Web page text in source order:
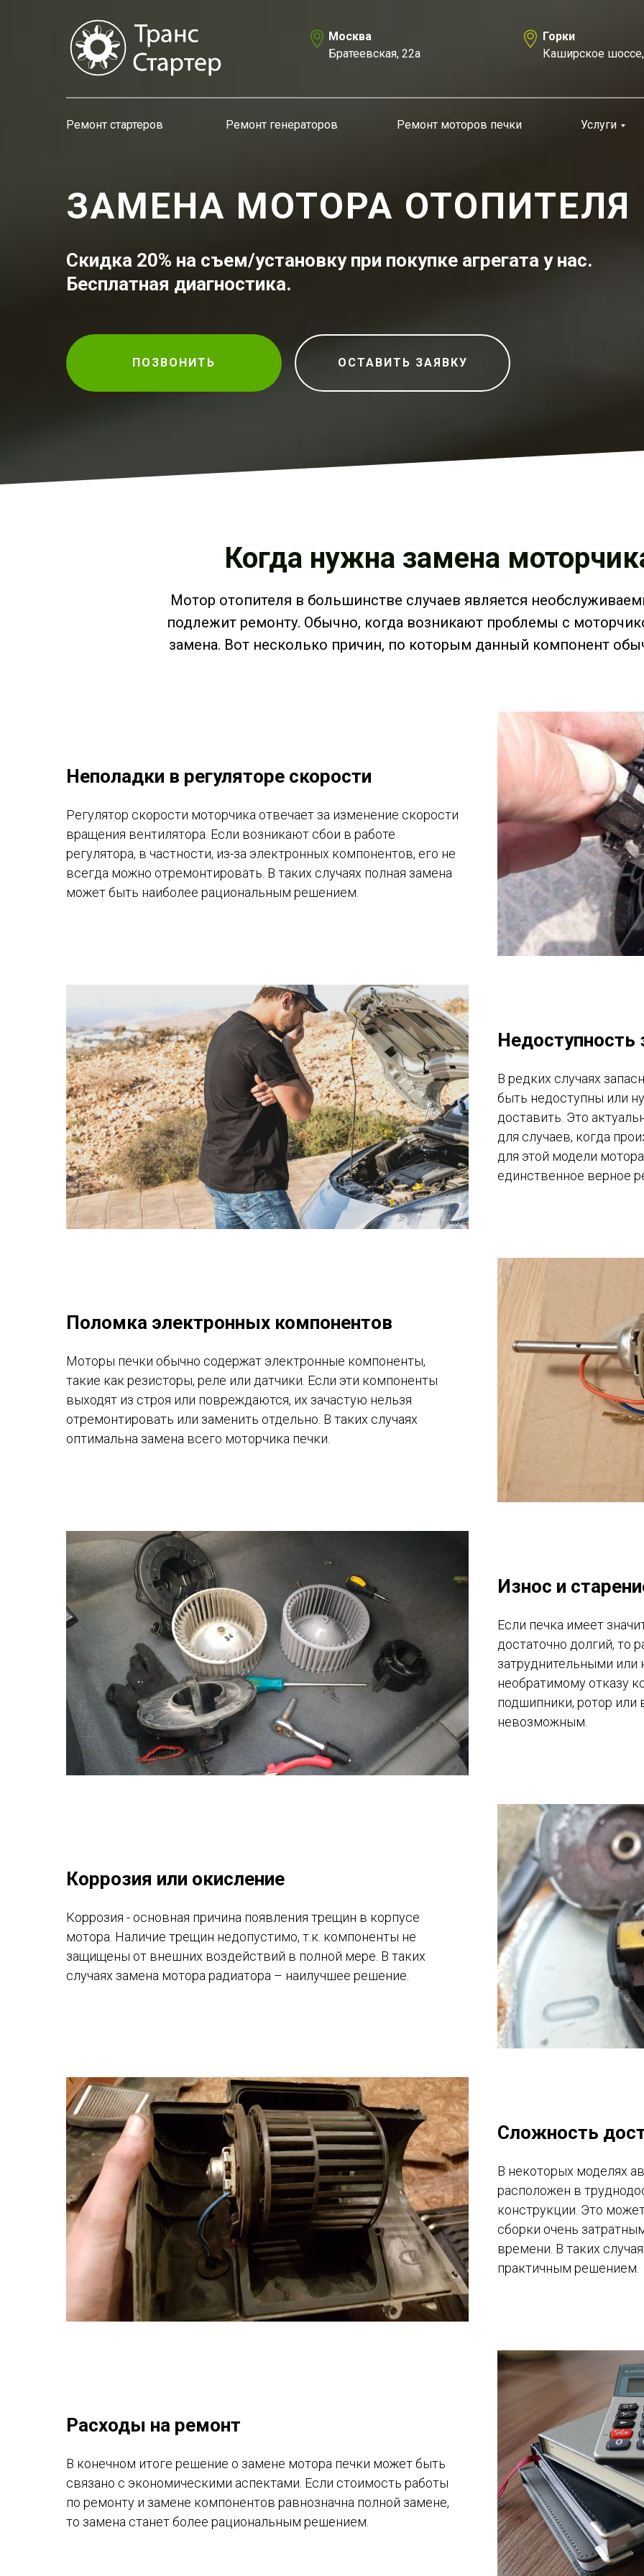
Ремонт стартеров Ремонт генераторов Ремонт моторов печки Услуги
Скидка 20% на съем/установку при покупке агрегата у нас.
Бесплатная диагностика.
ЗАМЕНА МОТОРА ОТОПИТЕЛЯ
ПОЗВОНИТЬ ОСТАВИТЬ ЗАЯВКУ
Москва
Братеевская, 22а
Горки
Каширское шоссе,
Когда нужна замена
Мотор отопителя в большинстве случаев является
подлежит ремонту. Обычно, когда возникают проблемы с
замена. Вот несколько причин, по которым данный компонент
Неполадки в регуляторе скорости
Регулятор скорости моторчика отвечает за изменение скорости
вращения вентилятора. Если возникают сбои в работе
регулятора, в частности, из-за электронных компонентов, его не
всегда можно отремонтировать. В таких случаях полная замена
может быть наиболее рациональным решением.
Недоступность
В редких случаях
быть недоступны или
доставить. Это
для случаев, когда
для этой модели
единственное верное
Поломка электронных компонентов
Моторы печки обычно содержат электронные компоненты,
такие как резисторы, реле или датчики. Если эти компоненты
выходят из строя или повреждаются, их зачастую нельзя
отремонтировать или заменить отдельно. В таких случаях
оптимальна замена всего моторчика печки.
Износ и
Если печка имеет
достаточно долгий, то
затруднительными
необратимому отказу
подшипники, ротор или
невозможным.
Коррозия или окисление
Коррозия - основная причина появления трещин в корпусе
мотора. Наличие трещин недопустимо, т.к. компоненты не
защищены от внешних воздействий в полной мере. В таких
случаях замена мотора радиатора – наилучшее решение.
Сложность
В некоторых моделях
расположен в
конструкции. Это
сборки очень
времени. В таких
практичным решением.
Расходы на ремонт
В конечном итоге решение о замене мотора печки может быть
связано с экономическими аспектами. Если стоимость работы
по ремонту и замене компонентов равнозначна полной замене,
то замена станет более рациональным решением.